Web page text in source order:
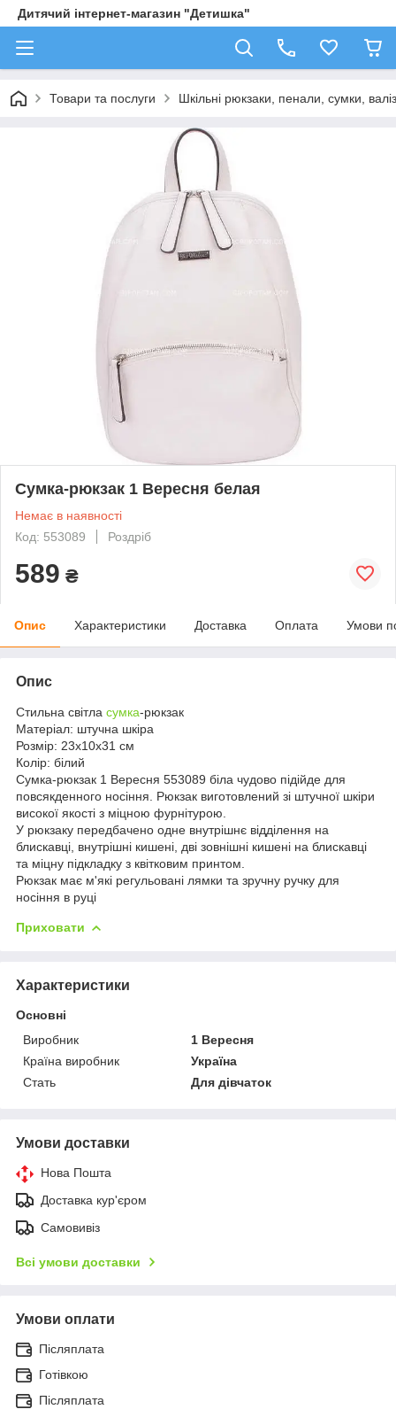
Дитячий інтернет-магазин "Детишка"
Товари та послуги Шкільні рюкзаки, пенали, сумки,
Сумка-рюкзак 1 Вересня белая
Немає в наявності
Код: 553089
Роздріб
589 ₴
Опис Характеристики Доставка Оплата Умови
Опис
Стильна світла сумка-рюкзак
Матеріал: штучна шкіра
Розмір: 23х10х31 см
Колір: білий
Сумка-рюкзак 1 Вересня 553089 біла чудово підійде для
повсякденного носіння. Рюкзак виготовлений зі штучної шкіри
високої якості з міцною фурнітурою.
У рюкзаку передбачено одне внутрішнє відділення на
блискавці, внутрішні кишені, дві зовнішні кишені на блискавці
та міцну підкладку з квітковим принтом.
Рюкзак має м'які регульовані лямки та зручну ручку для
носіння в руці
Приховати
Характеристики
Основні
Виробник
1 Вересня
Країна виробник
Україна
Стать
Для дівчаток
Умови доставки
Нова Пошта
Доставка кур'єром
Самовивіз
Всі умови доставки
Умови оплати
Післяплата
Готівкою
Післяплата